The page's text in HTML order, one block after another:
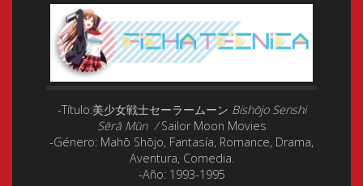
-Título:美少女戦士セーラームーン Bishōjo Senshi
Sērā Mūn /Sailor Moon Movies
-Género: Mahō Shōjo, Fantasía, Romance, Drama,
Aventura, Comedia.
-Año:1993-1995